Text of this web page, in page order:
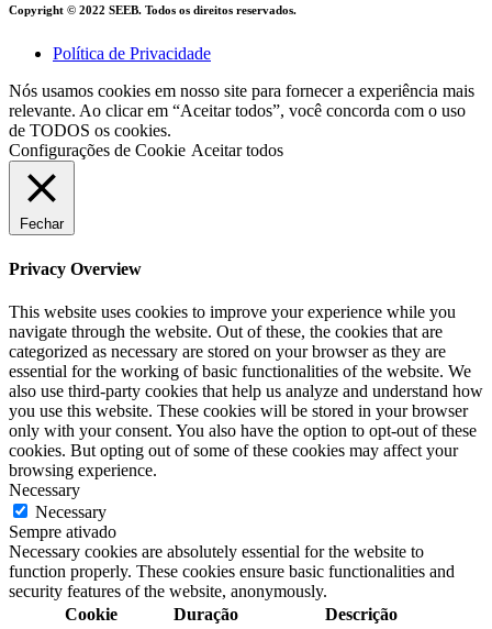
Copyright © 2022 SEEB. Todos os direitos reservados.
Política de Privacidade
Nós usamos cookies em nosso site para fornecer a experiência mais
relevante. Ao clicar em “Aceitar todos”, você concorda com o uso
de TODOS os cookies.
Configurações de Cookie Aceitar todos
Fechar
Privacy Overview
This website uses cookies to improve your experience while you
navigate through the website. Out of these, the cookies that are
categorized as necessary are stored on your browser as they are
essential for the working of basic functionalities of the website. We
also use third-party cookies that help us analyze and understand how
you use this website. These cookies will be stored in your browser
only with your consent. You also have the option to opt-out of these
cookies. But opting out of some of these cookies may affect your
browsing experience.
Necessary
Necessary
Sempre ativado
Necessary cookies are absolutely essential for the website to
function properly. These cookies ensure basic functionalities and
security features of the website, anonymously.
Cookie
Duração Descrição